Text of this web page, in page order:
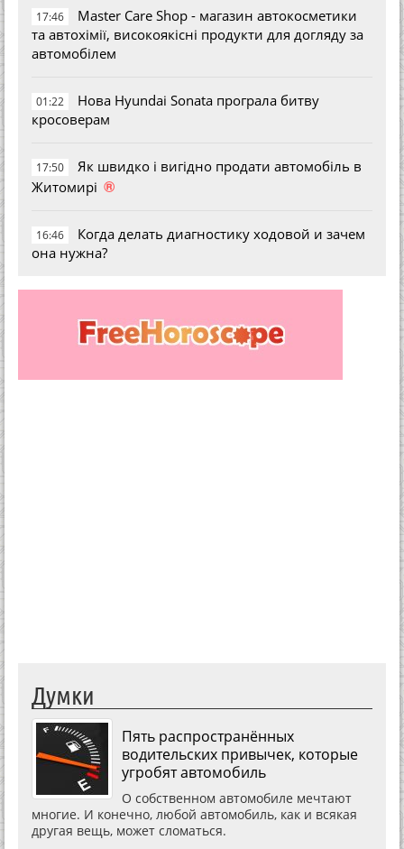
17:46
Master Care Shop - магазин автокосметики
та автохімії, високоякісні продукти для догляду за
автомобілем
01:22
Нова Hyundai Sonata програла битву
кросоверам
17:50
Як швидко і вигідно продати автомобіль в
Житомирі ®
16:46
Когда делать диагностику ходовой и зачем
она нужна?
Думки
Пять распространённых
водительских привычек, которые
угробят автомобиль
О собственном автомобиле мечтают
многие. И конечно, любой автомобиль, как и всякая
другая вещь, может сломаться.